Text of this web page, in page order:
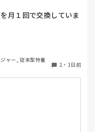
月１回で交換していま
頻度で交換されていま
ャー, 従来型特養
2 ・ 1日前